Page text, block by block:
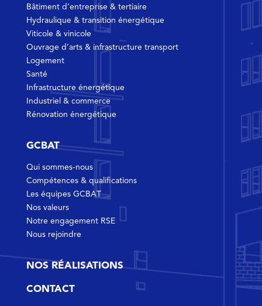
Bâtiment d’entreprise & tertiaire
Hydraulique & transition énergétique
Viticole & vinicole
Ouvrage d’arts & infrastructure transport
Logement
Santé
Infrastructure énergétique
Industriel & commerce
Rénovation énergétique
GCBAT
Qui sommes-nous
Compétences & qualifications
Les équipes GCBAT
Nos valeurs
Notre engagement RSE
Nous rejoindre
NOS RÉALISATIONS
CONTACT